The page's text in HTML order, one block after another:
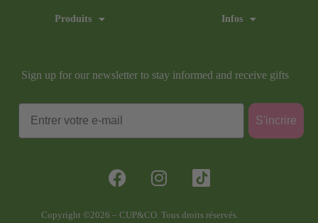
Produits Infos
Sign up for our newsletter to stay informed and receive gifts
S'incrire
Copyright ©2026 – CUP&CO. Tous droits réservés.